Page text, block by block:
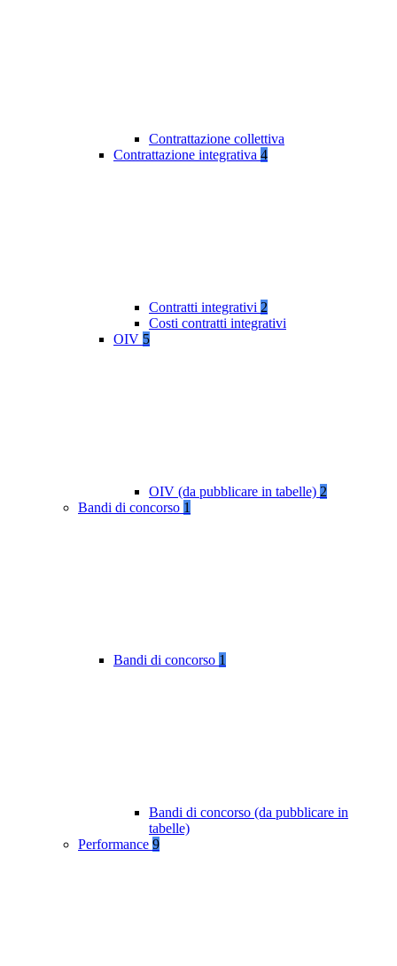
Contrattazione collettiva
Contrattazione integrativa 4
Contratti integrativi 2
Costi contratti integrativi
OIV 5
OIV (da pubblicare in tabelle) 2
Bandi di concorso 1
Bandi di concorso 1
Bandi di concorso (da pubblicare in
tabelle)
Performance 9